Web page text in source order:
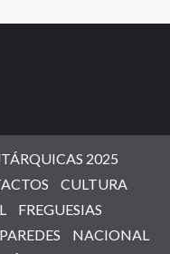
2025
CULTURA
FREGUESIAS
NACIONAL